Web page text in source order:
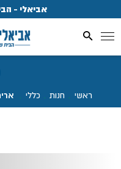
אביאלי -
ראשי חנות כללי אריח